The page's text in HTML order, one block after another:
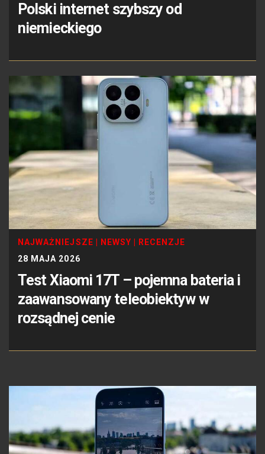
Polski internet szybszy od
niemieckiego
NAJWAŻNIEJSZE NEWSY
RECENZJE
28 MAJA 2026
Test Xiaomi 17T – pojemna bateria i
zaawansowany teleobiektyw w
rozsądnej cenie